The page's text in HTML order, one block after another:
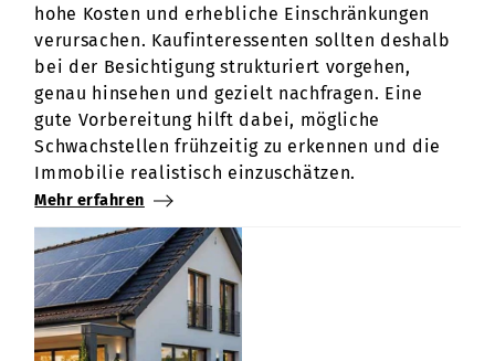
hohe Kosten und erhebliche Einschränkungen
verursachen. Kaufinteressenten sollten deshalb
bei der Besichtigung strukturiert vorgehen,
genau hinsehen und gezielt nachfragen. Eine
gute Vorbereitung hilft dabei, mögliche
Schwachstellen frühzeitig zu erkennen und die
Immobilie realistisch einzuschätzen.
Mehr erfahren